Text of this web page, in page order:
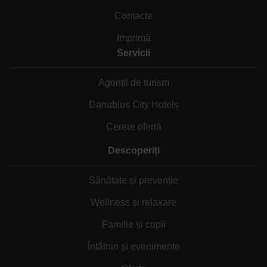
Contacte
Imprimă
Servicii
Agenții de turism
Danubius City Hotels
Cerere ofertă
Descoperiți
Sănătate și prevenție
Wellness și relaxare
Familie și copii
Întâlniri și evenimente